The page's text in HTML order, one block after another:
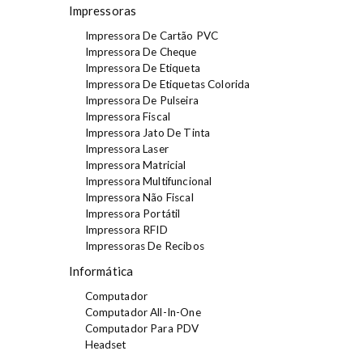
Impressoras
Impressora De Cartão PVC
Impressora De Cheque
Impressora De Etiqueta
Impressora De Etiquetas Colorida
Impressora De Pulseira
Impressora Fiscal
Impressora Jato De Tinta
Impressora Laser
Impressora Matricial
Impressora Multifuncional
Impressora Não Fiscal
Impressora Portátil
Impressora RFID
Impressoras De Recibos
Informática
Computador
Computador All-In-One
Computador Para PDV
Headset